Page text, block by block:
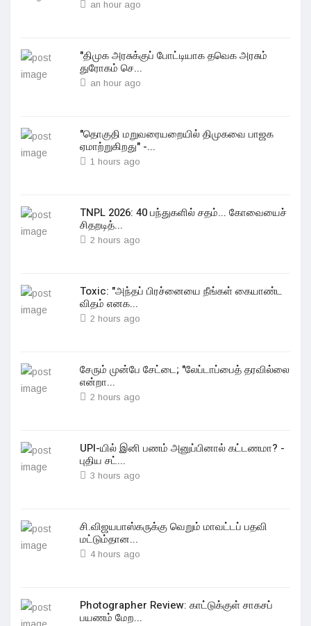
an hour ago
"திமுக அரசுக்குப் போட்டியாக தவெக அரசும்
துரோகம் செ...
an hour ago
"தொகுதி மறுவரையறையில் திமுகவை பாஜக
ஏமாற்றுகிறது" -...
1 hours ago
TNPL 2026: 40 பந்துகளில் சதம்... கோவையைச்
சிதறடித்...
2 hours ago
Toxic: "அந்தப் பிரச்னையை நீங்கள் கையாண்ட
விதம் எனக...
2 hours ago
சேரும் முன்பே சேட்டை; "லேப்டாப்பைத் தரவில்லை
என்றா...
2 hours ago
UPI-யில் இனி பணம் அனுப்பினால் கட்டணமா? -
புதிய சட்...
3 hours ago
சி.விஜயபாஸ்கருக்கு வெறும் மாவட்டப் பதவி
மட்டும்தான...
4 hours ago
Photographer Review: காட்டுக்குள் சாகசப்
பயணம் மேற...